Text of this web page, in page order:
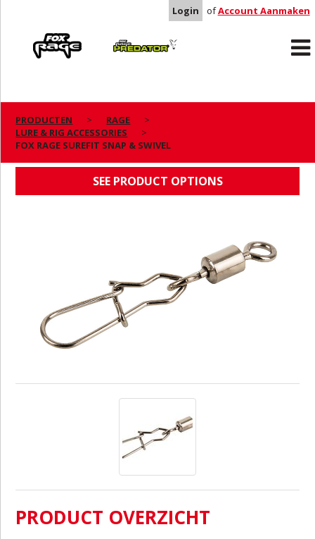
Login ofAccount Aanmaken
Predator
PRODUCTEN
RAGE
LURE & RIG ACCESSORIES
FOX RAGE SUREFIT SNAP & SWIVEL
FOX RAGE SUREFIT SNAP & SWIVEL
SEE PRODUCT OPTIONS
PRODUCT OVERZICHT